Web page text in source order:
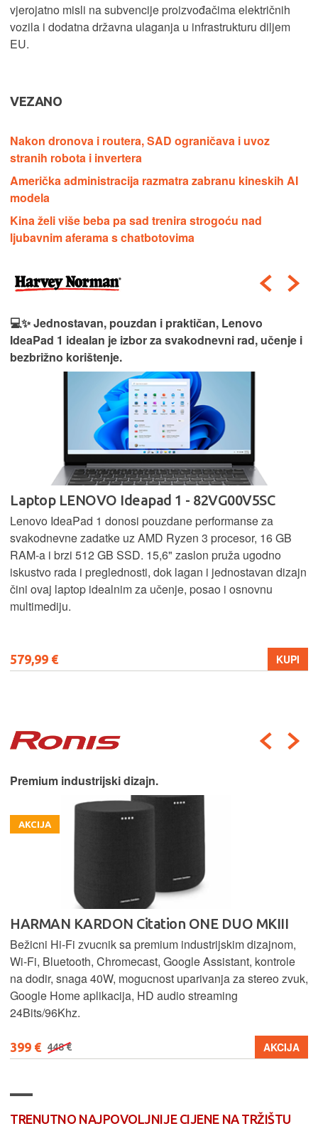
vjerojatno misli na subvencije proizvođačima električnih
vozila i dodatna državna ulaganja u infrastrukturu diljem
EU.
VEZANO
Nakon dronova i routera, SAD ograničava i uvoz
stranih robota i invertera
Američka administracija razmatra zabranu kineskih AI
modela
Kina želi više beba pa sad trenira strogoću nad
ljubavnim aferama s chatbotovima
💻✨ Jednostavan, pouzdan i praktičan, Lenovo
IdeaPad 1 idealan je izbor za svakodnevni rad, učenje i
bezbrižno korištenje.
Laptop LENOVO Ideapad 1 - 82VG00V5SC
Lenovo IdeaPad 1 donosi pouzdane performanse za
svakodnevne zadatke uz AMD Ryzen 3 procesor, 16 GB
RAM-a i brzi 512 GB SSD. 15,6" zaslon pruža ugodno
iskustvo rada i preglednosti, dok lagan i jednostavan dizajn
čini ovaj laptop idealnim za učenje, posao i osnovnu
multimediju.
579,99 € KUPI
Premium industrijski dizajn.
AKCIJA
HARMAN KARDON Citation ONE DUO MKIII
Bežicni Hi-Fi zvucnik sa premium industrijskim dizajnom,
Wi-Fi, Bluetooth, Chromecast, Google Assistant, kontrole
na dodir, snaga 40W, mogucnost uparivanja za stereo zvuk,
Google Home aplikacija, HD audio streaming
24Bits/96Khz.
399 € 448 € AKCIJA
TRENUTNO NAJPOVOLJNIJE CIJENE NA TRŽIŠTU